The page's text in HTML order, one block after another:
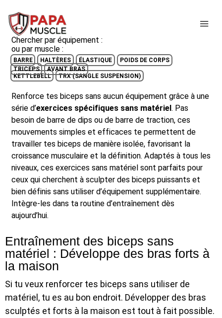
passer
contenu
principal
Chercher par équipement :
BARRE HALTÈRES ÉLASTIQUE POIDS DE CORPS
KETTLEBELL TRX (SANGLE SUSPENSION)
ou par muscle :
TRICEPS AVANT BRAS
Renforce tes biceps sans aucun équipement grâce à une
série d’exercices spécifiques sans matériel . Pas
besoin de barre de dips ou de barre de traction, ces
mouvements simples et efficaces te permettent de
travailler tes biceps de manière isolée, favorisant la
croissance musculaire et la définition. Adaptés à tous les
niveaux, ces exercices sans matériel sont parfaits pour
ceux qui cherchent à sculpter des biceps puissants et
bien définis sans utiliser d’équipement supplémentaire.
Intègre-les dans ta routine d’entraînement dès
aujourd’hui.
Entraînement des biceps sans
matériel : Développe des bras forts à
la maison
Si tu veux renforcer tes biceps sans utiliser de
matériel, tu es au bon endroit. Développer des bras
sculptés et forts à la maison est tout à fait possible.